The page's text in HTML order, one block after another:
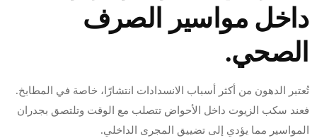
داخل مواسير الصرف
الصحي.
تُعتبر الدهون من أكثر أسباب الانسدادات انتشارًا، خاصة في المطابخ.
فعند سكب الزيوت داخل الأحواض تتصلب مع الوقت وتلتصق بجدران
المواسير مما يؤدي إلى تضييق المجرى الداخلي.